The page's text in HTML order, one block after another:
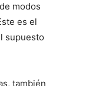
modos
es el
supuesto
también